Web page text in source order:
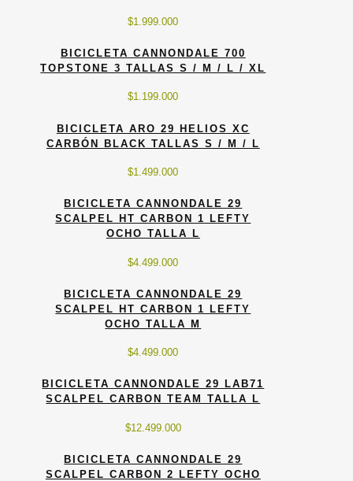
$1.999.000
BICICLETA CANNONDALE 700
TOPSTONE 3 TALLAS S / M / L / XL
$1.199.000
BICICLETA ARO 29 HELIOS XC
CARBÓN BLACK TALLAS S / M / L
$1.499.000
BICICLETA CANNONDALE 29
SCALPEL HT CARBON 1 LEFTY
OCHO TALLA L
$4.499.000
BICICLETA CANNONDALE 29
SCALPEL HT CARBON 1 LEFTY
OCHO TALLA M
$4.499.000
BICICLETA CANNONDALE 29 LAB71
SCALPEL CARBON TEAM TALLA L
$12.499.000
BICICLETA CANNONDALE 29
SCALPEL CARBON 2 LEFTY OCHO